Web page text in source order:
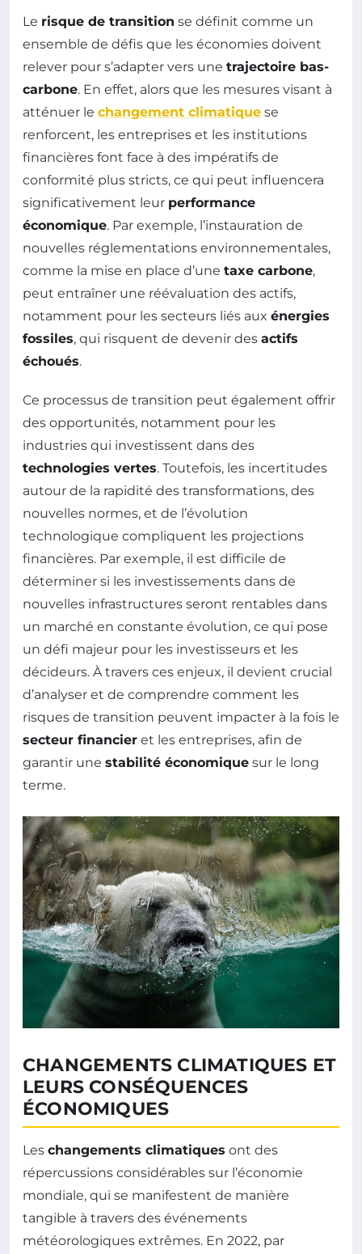
Le risque de transition se définit comme un
ensemble de défis que les économies doivent
relever pour s’adapter vers une trajectoire bas-
carbone. En effet, alors que les mesures visant à
atténuer le changement climatique se
renforcent, les entreprises et les institutions
financières font face à des impératifs de
conformité plus stricts, ce qui peut influencera
significativement leur performance
économique. Par exemple, l’instauration de
nouvelles réglementations environnementales,
comme la mise en place d’une taxe carbone,
peut entraîner une réévaluation des actifs,
notamment pour les secteurs liés aux énergies
fossiles, qui risquent de devenir des actifs
échoués.
Ce processus de transition peut également offrir
des opportunités, notamment pour les
industries qui investissent dans des
technologies vertes. Toutefois, les incertitudes
autour de la rapidité des transformations, des
nouvelles normes, et de l’évolution
technologique compliquent les projections
financières. Par exemple, il est difficile de
déterminer si les investissements dans de
nouvelles infrastructures seront rentables dans
un marché en constante évolution, ce qui pose
un défi majeur pour les investisseurs et les
décideurs. À travers ces enjeux, il devient crucial
d’analyser et de comprendre comment les
risques de transition peuvent impacter à la fois le
secteur financier et les entreprises, afin de
garantir une stabilité économique sur le long
terme.
CHANGEMENTS CLIMATIQUES ET
LEURS CONSÉQUENCES
ÉCONOMIQUES
Les changements climatiques ont des
répercussions considérables sur l’économie
mondiale, qui se manifestent de manière
tangible à travers des événements
météorologiques extrêmes. En 2022, par